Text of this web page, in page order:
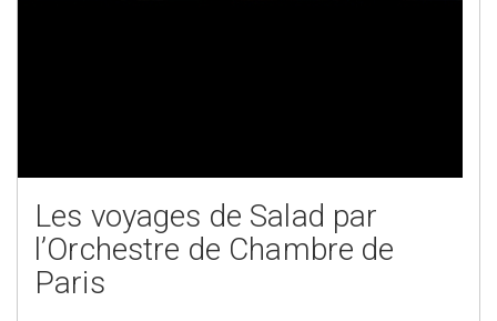
Les voyages de Salad par
l’Orchestre de Chambre de
Paris